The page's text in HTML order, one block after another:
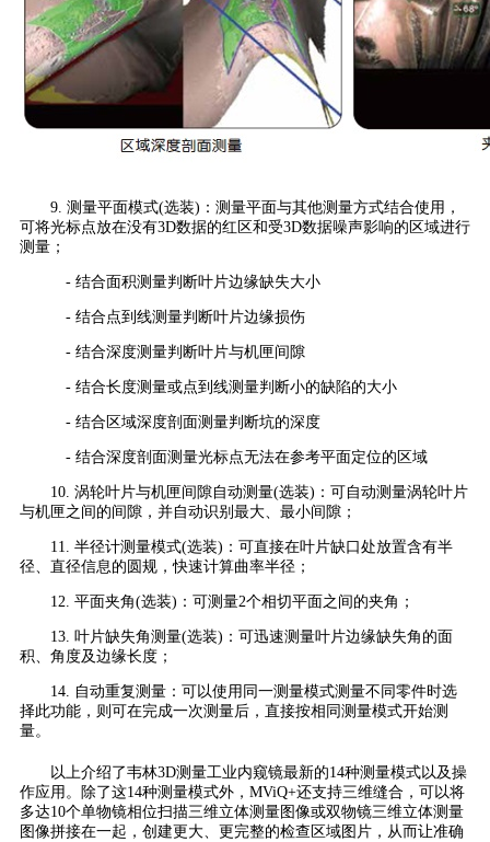
9. 测量平面模式(选装)：测量平面与其他测量方式结合使用，
可将光标点放在没有3D数据的红区和受3D数据噪声影响的区域进行
测量；
- 结合面积测量判断叶片边缘缺失大小
- 结合点到线测量判断叶片边缘损伤
- 结合深度测量判断叶片与机匣间隙
- 结合长度测量或点到线测量判断小的缺陷的大小
- 结合区域深度剖面测量判断坑的深度
- 结合深度剖面测量光标点无法在参考平面定位的区域
10. 涡轮叶片与机匣间隙自动测量(选装)：可自动测量涡轮叶片
与机匣之间的间隙，并自动识别最大、最小间隙；
11. 半径计测量模式(选装)：可直接在叶片缺口处放置含有半
径、直径信息的圆规，快速计算曲率半径；
12. 平面夹角(选装)：可测量2个相切平面之间的夹角；
13. 叶片缺失角测量(选装)：可迅速测量叶片边缘缺失角的面
积、角度及边缘长度；
14. 自动重复测量：可以使用同一测量模式测量不同零件时选
择此功能，则可在完成一次测量后，直接按相同测量模式开始测
量。
以上介绍了韦林3D测量工业内窥镜最新的14种测量模式以及操
作应用。除了这14种测量模式外，MViQ+还支持三维缝合，可以将
多达10个单物镜相位扫描三维立体测量图像或双物镜三维立体测量
图像拼接在一起，创建更大、更完整的检查区域图片，从而让准确